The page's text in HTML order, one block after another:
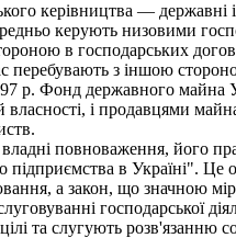
керівництва — державні і
керують низовими
в господарських
з іншою
р. Фонд державного майна
і продавцями
повноваження, його
в Україні". Це
а закон, що значною
господарської
та слугують